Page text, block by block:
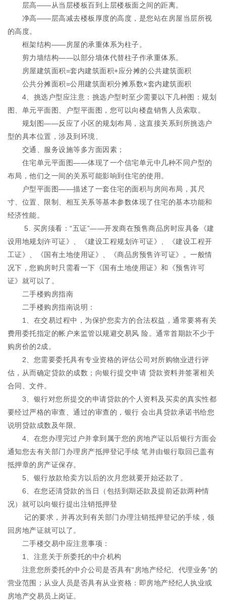
层高——从当层楼板百到上层楼板面之间的距离。
净高——层高减去楼板厚度的高度，是您站在房屋当层所视
的高度。
框架结构——房屋的承重体系为柱子。
剪力墙结构——以部分墙体代替柱子作承重体系。
房屋建筑面积=套内建筑面积+应分摊的公共建筑面积
公共分摊面积=公用建筑面积分摊系数×套内建筑面积
4、挑选户型应注意：挑选户型时至少需要以下几种图：规划
图、单元平面图、户型平面图，您可以向楼盘销售人员索取。
规划图——反应了小区的规划布局，这直接关系到所挑选户
型的具本位置，涉及到环境、
交通、服务设施等多方面因素；
住宅单元平面图——体现了一个信宅单元中几种不同户型的
布局，他们之一间的关系可能影响到住宅的使用。
户型平面图——描述了一套住宅的面积与房间布局，其尺
寸、位置、限制、相互关系等基本参数体现了住宅的基本功能和
经济性能。
5. 买房须看：“五证”——开发商在预售商品房时应具备《建
设用地规划许可证》、《建设工程规划许可证》、《建设工程开
工证》、《国有土地使用证》、《商品房预售许可证》。一般情
况下，您购房时只需看一下《国有土地使用证》和《预售许可
证》就可以了。
二手楼购房指南
二手楼购房指南说明：
1、在交易过程中，为保护您卖方的合法权益，通常要将有关
费用委托指定的帐户来监管以规避交易风 险。通常首期款不少于
购房价的2成。
2、您需要委托具有专业资格的评估公司对所购物业进行评
估，从而确定贷款的成数；向银行提交申请 贷款资料并签署相关
合同、文件。
3、银行对您所提交的申请贷款的个人资料及买卖的真实性都
要经过严格的审查、通过的审查的，银行 会出具贷款承诺书给您
说明贷款成数及年限。
4、在您办理完过户并拿到属于您的房地产证以后银行方面会
通知您去有关部门办理房产抵押登记手续 笔并由银行取回已盖有
抵押章的房产证保存。
5、银行放款给卖方以后的次月您就要开始还款了。
6、在您还清贷款的当日（包括到期还款及提前还款两种情
况）就可以向银行提出注销抵押登
记的要求，并再次到有关部门办理注销抵押登记的手续，领
回房地产证就可以了。
二手楼交易中应注意事项：
1、注意关于所委托的中介机构
注意您所委托的中介公司是否具有“房地产经纪、代理业务”的
营业范围；从业人员是否具有从业资格：即房地产经纪人执业或
房地产交易员上岗证。